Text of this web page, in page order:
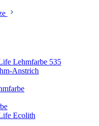
Lehmfarbe 535
Anstrich
Ecolith